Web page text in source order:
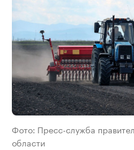
Фото: Пресс-служба
области